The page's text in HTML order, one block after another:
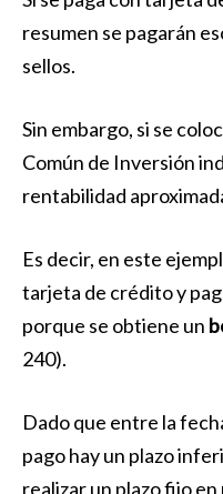
resumen se pagarán
sellos.
Sin embargo, si se
Común de Inversión
rentabilidad
Es decir, en este
tarjeta de crédito y
porque se obtiene un
240).
Dado que entre la
pago hay un plazo
realizar un plazo fijo en